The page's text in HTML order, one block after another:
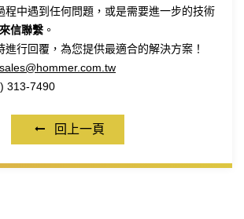
中遇到任何問題，或是需要進一步的技術
來信聯繫 。
行回覆，為您提供最適合的解決方案！
313-7490
回上一頁